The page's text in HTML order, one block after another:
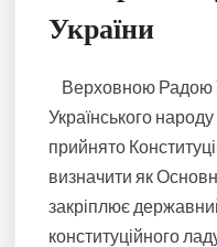
України
Верховною Радою
Українського
прийнято
визначити як
закріплює
конституційного